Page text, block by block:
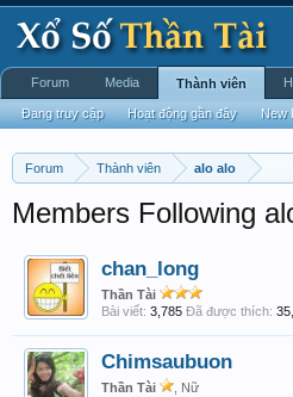
Forum Thành viên alo alo
Members Following
chan_long
Thần Tài
Bài viết: 3,785 Đã được thích:
Chimsaubuon
Thần Tài
, Nữ
Forum Media Thành viên
Đang truy cập Hoạt động gần đây New